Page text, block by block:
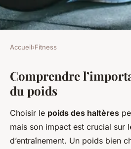
Quel poids
haltères ?
Sara•22 avril 2025•7 min de lecture
Accueil›Fitness
Comprendre
du poids
Choisir le poids des haltères
mais son impact est crucial sur
d’entraînement. Un poids bien